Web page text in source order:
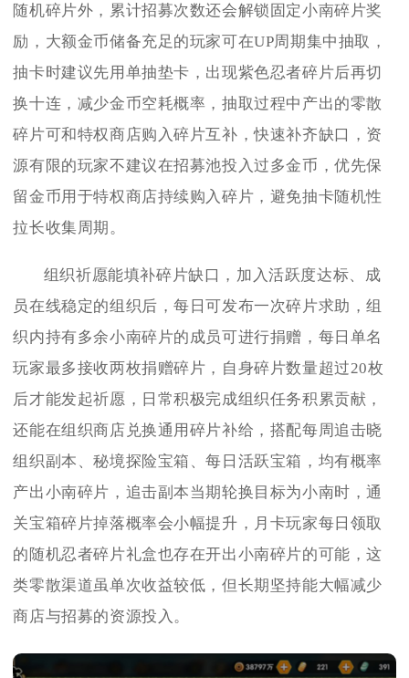
随机碎片外，累计招募次数还会解锁固定小南碎片奖
励，大额金币储备充足的玩家可在UP周期集中抽取，
抽卡时建议先用单抽垫卡，出现紫色忍者碎片后再切
换十连，减少金币空耗概率，抽取过程中产出的零散
碎片可和特权商店购入碎片互补，快速补齐缺口，资
源有限的玩家不建议在招募池投入过多金币，优先保
留金币用于特权商店持续购入碎片，避免抽卡随机性
拉长收集周期。
组织祈愿能填补碎片缺口，加入活跃度达标、成
员在线稳定的组织后，每日可发布一次碎片求助，组
织内持有多余小南碎片的成员可进行捐赠，每日单名
玩家最多接收两枚捐赠碎片，自身碎片数量超过20枚
后才能发起祈愿，日常积极完成组织任务积累贡献，
还能在组织商店兑换通用碎片补给，搭配每周追击晓
组织副本、秘境探险宝箱、每日活跃宝箱，均有概率
产出小南碎片，追击副本当期轮换目标为小南时，通
关宝箱碎片掉落概率会小幅提升，月卡玩家每日领取
的随机忍者碎片礼盒也存在开出小南碎片的可能，这
类零散渠道虽单次收益较低，但长期坚持能大幅减少
商店与招募的资源投入。